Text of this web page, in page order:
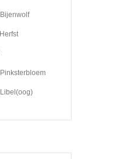
Bijenwolf
Herfst
Pinksterbloem
Libel(oog)